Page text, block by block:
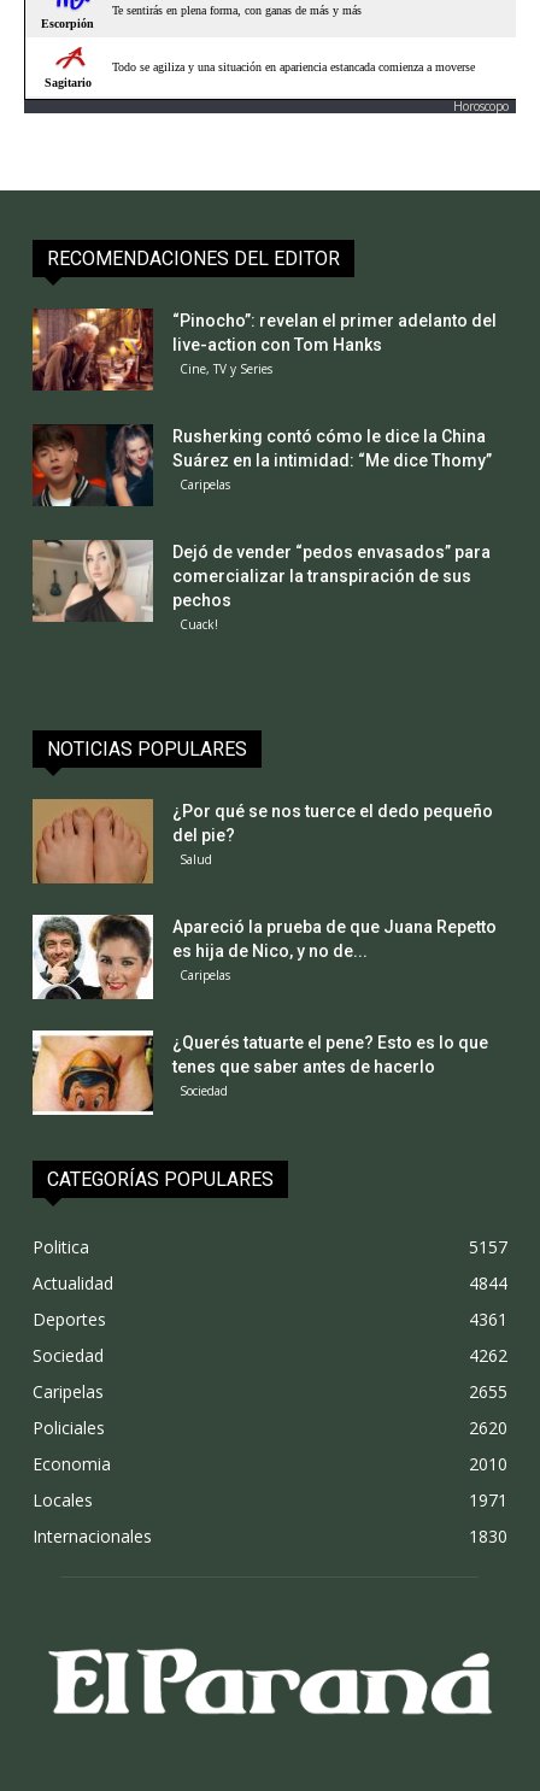
Horoscopo
RECOMENDACIONES DEL EDITOR
“Pinocho”: revelan el primer adelanto del
live-action con Tom Hanks
Cine, TV y Series
Rusherking contó cómo le dice la China
Suárez en la intimidad: “Me dice Thomy”
Caripelas
Dejó de vender “pedos envasados” para
comercializar la transpiración de sus
pechos
Cuack!
NOTICIAS POPULARES
¿Por qué se nos tuerce el dedo pequeño
del pie?
Salud
Apareció la prueba de que Juana Repetto
es hija de Nico, y no de...
Caripelas
¿Querés tatuarte el pene? Esto es lo que
tenes que saber antes de hacerlo
Sociedad
CATEGORÍAS POPULARES
Politica
5157
Actualidad
4844
Deportes
4361
Sociedad
4262
Caripelas
2655
Policiales
2620
Economia
2010
Locales
1971
Internacionales
1830